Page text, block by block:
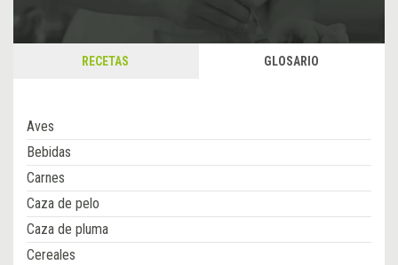
RECETAS GLOSARIO
Aves
Bebidas
Carnes
Caza de pelo
Caza de pluma
Cereales